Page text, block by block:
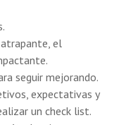
el
seguir mejorando.
expectativas y
un check list.